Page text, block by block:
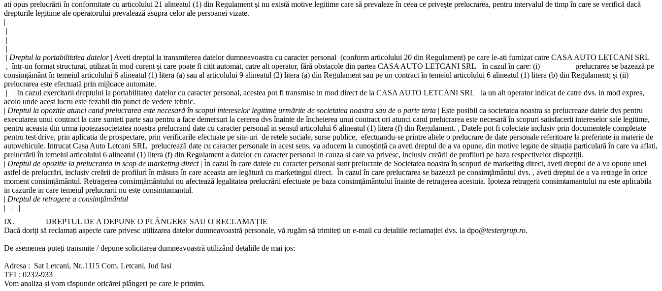
ati opus prelucrării în conformitate cu articolului 21 alineatul (1) din Regulament şi nu există motive legitime care să prevaleze în ceea ce priveşte prelucrarea, pentru intervalul de timp în care se verifică dacă
drepturile legitime ale operatorului prevalează asupra celor ale persoanei vizate.
|
|
|
|
| Dreptul la portabilitatea datelor| Aveti dreptul la transmiterea datelor dumneavoastra cu caracter personal (conform articolului 20 din Regulament) pe care le-ati furnizat catre CASA AUTO LETCANI SRL
, într-un format structurat, utilizat în mod curent și care poate fi citit automat, catre alt operator, fără obstacole din partea CASA AUTO LETCANI SRL în cazul în care: (i) prelucrarea se bazează pe
consimțământ în temeiul articolului 6 alineatul (1) litera (a) sau al articolului 9 alineatul (2) litera (a) din Regulament sau pe un contract în temeiul articolului 6 alineatul (1) litera (b) din Regulament; și (ii)
prelucrarea este efectuată prin mijloace automate.
|
| In cazul exercitarii dreptului la portabilitatea datelor cu caracter personal, acestea pot fi transmise in mod direct de la CASA AUTO LETCANI SRL la un alt operator indicat de catre dvs. in mod expres,
acolo unde acest lucru este fezabil din punct de vedere tehnic.
| Dreptul la opozitie atunci cand prelucrarea este necesară în scopul intereselor legitime urmărite de societatea noastra sau de o parte terta | Este posibil ca societatea noastra sa prelucreaze datele dvs pentru
executarea unui contract la care sunteti parte sau pentru a face demersuri la cererea dvs înainte de încheierea unui contract ori atunci cand prelucrarea este necesară în scopuri satisfacerii intereselor sale legitime,
pentru aceasta din urma ipotezasocietatea noastra prelucrand date cu caracter personal in sensul articolului 6 alineatul (1) litera (f) din Regulament. , Datele pot fi colectate inclusiv prin documentele completate
pentru test drive, prin aplicatia de prospectare, prin verificarile efectuate pe site-uri de retele sociale, surse publice, efectuandu-se printre altele o prelucrare de date personale referitoare la preferinte in materie de
autovehicule. Intrucat Casa Auto Letcani SRL prelucrează date cu caracter personale in acest sens, va aducem la cunoștință ca aveti dreptul de a va opune, din motive legate de situația particulară în care va aflati,
prelucrării în temeiul articolului 6 alineatul (1) litera (f) din Regulament a datelor cu caracter personal in cauza si care va privesc, inclusiv creării de profiluri pe baza respectivelor dispoziții.
| Dreptul de opozitie la prelucrarea in scop de marketing direct| În cazul în care datele cu caracter personal sunt prelucrate de Societatea noastra în scopuri de marketing direct, aveti dreptul de a va opune unei
astfel de prelucrări, inclusiv creării de profiluri în măsura în care aceasta are legătură cu marketingul direct. În cazul în care prelucrarea se bazează pe consimţământul dvs. , aveti dreptul de a va retrage în orice
moment consimţământul. Retragerea consimţământului nu afectează legalitatea prelucrării efectuate pe baza consimţământului înainte de retragerea acestuia. Ipoteza retragerii consimtamantului nu este aplicabila
in cazurile in care temeiul prelucrarii nu este consimtamantul.
| Dreptul de retragere a consimţământul
| | |
IX.
DREPTUL DE A DEPUNE O PLÂNGERE SAU O RECLAMAȚIE
Dacă doriți să reclamați aspecte care privesc utilizarea datelor dumneavoastră personale, vă rugăm să trimiteți un e-mail cu detaliile reclamației dvs. la dpo@testergrup.ro.
De asemenea puteți transmite / depune solicitarea dumneavoastră utilizând detaliile de mai jos:
Adresa : Sat Letcani, Nr..1115 Com. Letcani, Jud Iasi
TEL: 0232-933
Vom analiza și vom răspunde oricărei plângeri pe care le primim.